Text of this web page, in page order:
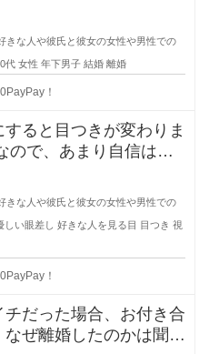
元旦
きな人や彼氏と彼女の女性や男性での
代 女性 年下男子 結婚 離婚
！
ると目つきが変わりま
で、あまり自信はな
か、
きな人や彼氏と彼女の女性や男性での
しい眼差し 好きな人を見る目 目つき 視
！
だった場合、お付き合
ぜ離婚したのかは聞き